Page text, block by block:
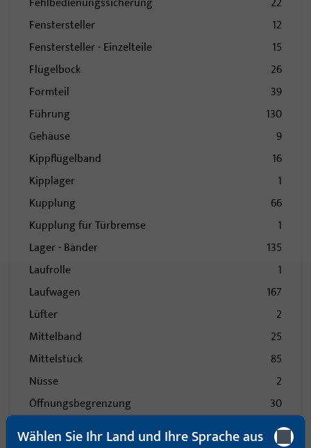
Fenstersteller
12
Fenstersteller - Einzelteile
15
Flügelbock
26
Formteil
39
Führung
130
Gehäuse
9
Kippflügelband
16
Kipplager
1
Kupplung
66
Kupplung für Türbremse
1
Lager - Bänder
135
Laufrolle
1
Laufwagen
167
Lüfter
2
Mittelband
25
Mittelstück
85
Nüsse
2
Öffnungsbegrenzung
30
Pilzkopfkippschließplatte
15
Wählen Sie Ihr Land und Ihre Sprache aus